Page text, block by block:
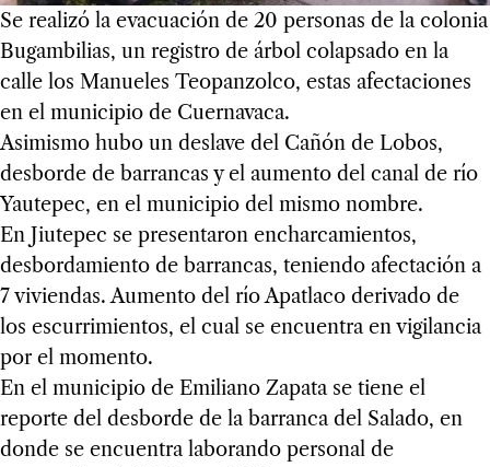
Se realizó la evacuación de 20 personas de la colonia
Bugambilias, un registro de árbol colapsado en la
calle los Manueles Teopanzolco, estas afectaciones
en el municipio de Cuernavaca.
Asimismo hubo un deslave del Cañón de Lobos,
desborde de barrancas y el aumento del canal de río
Yautepec, en el municipio del mismo nombre.
En Jiutepec se presentaron encharcamientos,
desbordamiento de barrancas, teniendo afectación a
7 viviendas. Aumento del río Apatlaco derivado de
los escurrimientos, el cual se encuentra en vigilancia
por el momento.
En el municipio de Emiliano Zapata se tiene el
reporte del desborde de la barranca del Salado, en
donde se encuentra laborando personal de